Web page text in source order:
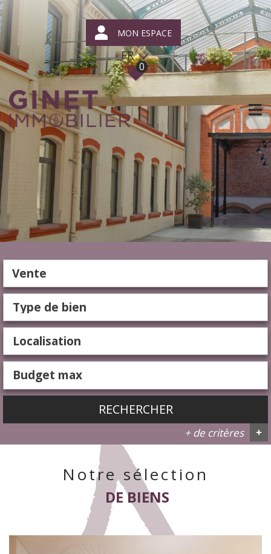
MON ESPACE
FR
0
Vente
10KM 25KM
RECHERCHER
+ de critères +
Notre sélection
DE BIENS